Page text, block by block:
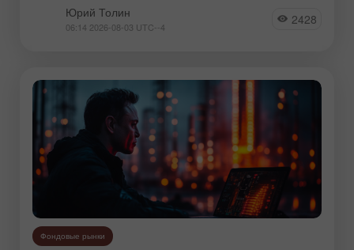
Юрий Толин
06:14 2026-08-03 UTC--4 2428
Фондовые рынки